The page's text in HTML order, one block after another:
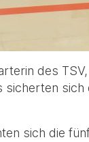
des
sicherten
sich die